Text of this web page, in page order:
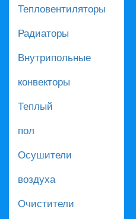
Тепловентиляторы
Радиаторы
Внутрипольные
конвекторы
Теплый
пол
Осушители
воздуха
Очистители